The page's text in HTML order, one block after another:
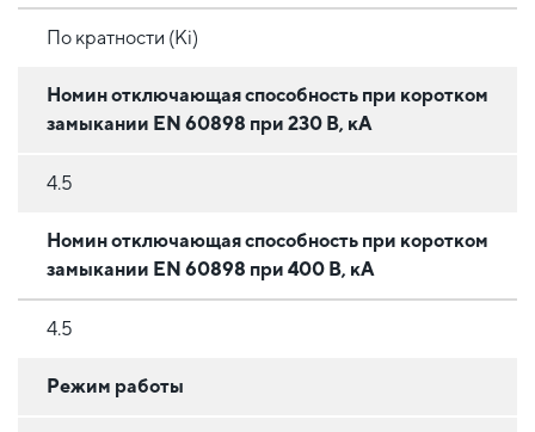
По кратности (Ki)
Номин отключающая способность при коротком
замыкании EN 60898 при 230 В, кА
4.5
Номин отключающая способность при коротком
замыкании EN 60898 при 400 В, кА
4.5
Режим работы